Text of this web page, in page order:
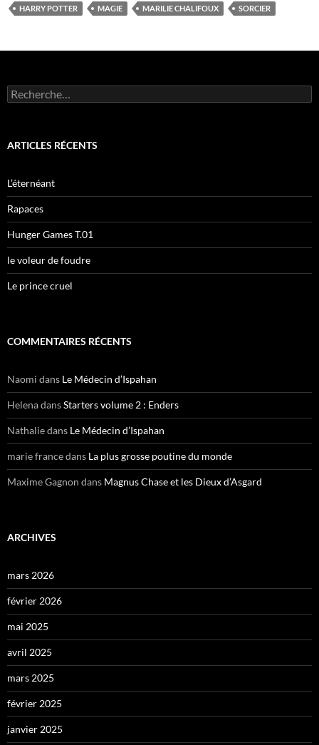
HARRY POTTER MAGIE MARILIE CHALIFOUX SORCIER
R
e
e
h
e
r
:
ARTICLES RÉCENTS
L’éternéant
Rapaces
Hunger Games T.01
le voleur de foudre
Le prince cruel
COMMENTAIRES RÉCENTS
Naomi dans Le Médecin d’Ispahan
HelenadansStarters volume 2 : Enders
Nathaliedans Le Médecin d’Ispahan
marie francedans La plus grosse poutine du monde
Maxime Gagnon dans Magnus Chase et les Dieux d’Asgard
ARCHIVES
mars 2026
février 2026
mai 2025
avril 2025
mars 2025
février 2025
janvier 2025